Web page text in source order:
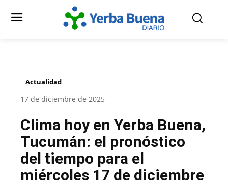
Actualidad
17 de diciembre de 2025
Clima hoy en Yerba Buena,
Tucumán: el pronóstico
del tiempo para el
miércoles 17 de diciembre